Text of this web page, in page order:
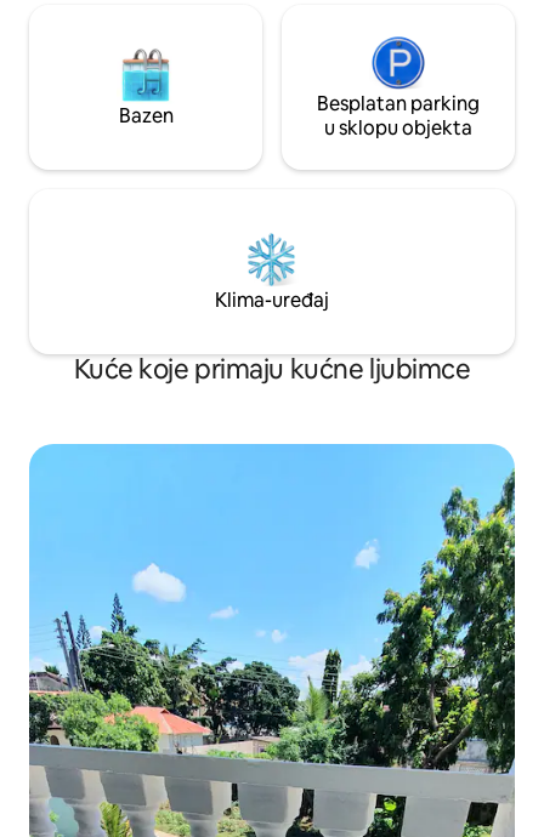
Bazen
Besplatan parking
u sklopu objekta
Klima-uređaj
Kuće koje primaju kućne ljubimce